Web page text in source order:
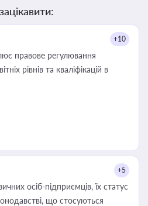
+10
правове регулювання
рівнів та кваліфікацій в
+5
осіб-підприємців, їх статус
що стосуються